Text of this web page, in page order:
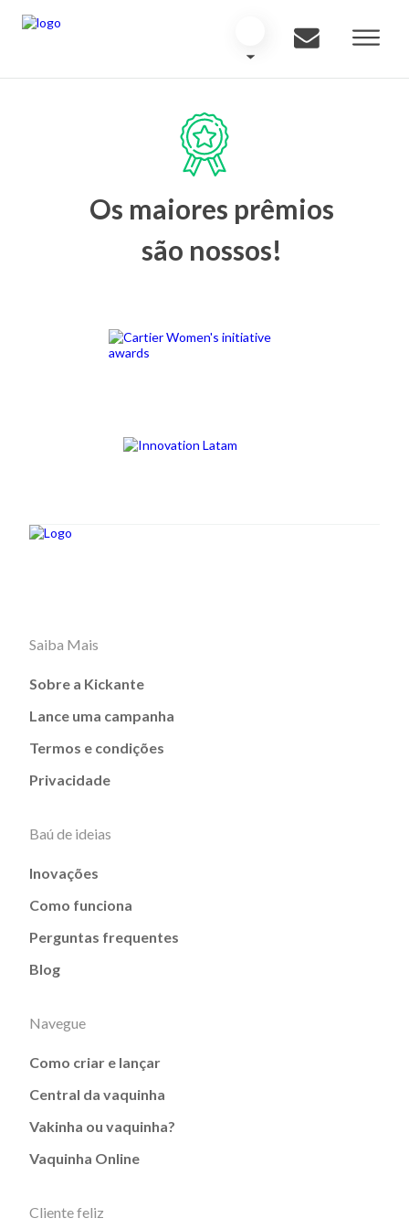
Os maiores prêmios
são nossos!
Saiba Mais
Sobre a Kickante
Lance uma campanha
Termos e condições
Privacidade
Baú de ideias
Inovações
Como funciona
Perguntas frequentes
Blog
Navegue
Como criar e lançar
Central da vaquinha
Vakinha ou vaquinha?
Vaquinha Online
Cliente feliz